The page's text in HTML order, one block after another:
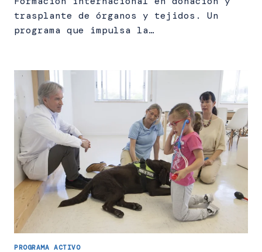
trasplante de órganos y tejidos. Un
programa que impulsa la…
PROGRAMA ACTIVO